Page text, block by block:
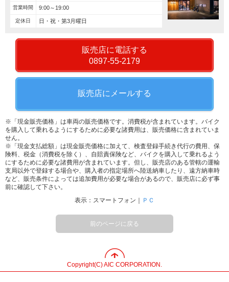
営業時間 9:00～19:00
定休日 日・祝・第3月曜日
販売店に電話する
0897-55-2179
販売店にメールする
※「現金販売価格」は車両の販売価格です。消費税が含まれています。バイク
を購入して乗れるようにするために必要な諸費用は、販売価格に含まれていま
せん。
※「現金支払総額」は現金販売価格に加えて、検査登録手続き代行の費用、保
険料、税金（消費税を除く）、自賠責保険など、バイクを購入して乗れるよう
にするために必要な諸費用が含まれています。但し、販売店のある管轄の運輸
支局以外で登録する場合や、購入者の指定場所へ陸送納車したり、遠方納車時
など、販売条件によっては追加費用が必要な場合があるので、販売店に必ず事
前に確認して下さい。
表示：スマートフォン｜
ＰＣ
前のページに戻る
Copyright(C) AIC CORPORATION.